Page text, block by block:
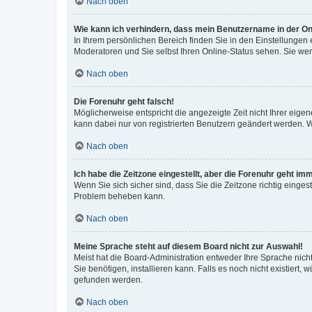
Wie kann ich verhindern, dass mein Benutzername in der
In Ihrem persönlichen Bereich finden Sie in den
Moderatoren und Sie selbst Ihren Online-Status sehen. Sie
Nach oben
Die Forenuhr geht falsch!
Möglicherweise entspricht die angezeigte Zeit nicht Ihrer
kann dabei nur von registrierten Benutzern geändert werden.
Nach oben
Ich habe die Zeitzone eingestellt, aber die Forenuhr geht
Wenn Sie sich sicher sind, dass Sie die Zeitzone richtig
Problem beheben kann.
Nach oben
Meine Sprache steht auf diesem Board nicht zur Auswahl!
Meist hat die Board-Administration entweder Ihre Sprache
Sie benötigen, installieren kann. Falls es noch nicht existiert,
gefunden werden.
Nach oben